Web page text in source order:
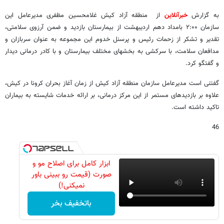
به گزارشخبرآنلاین از منطقه آزاد کیش غلامحسین مظفری مدیرعامل این
سازمان ۲:۰۰ بامداد دهم اردیبهشت از بیمارستان بازدید و ضمن آرزوی سلامتی،
تقدیر و تشکر از زحمات رئیس و پرسنل خدوم این مجموعه به عنوان سربازان و
مدافعان سلامت، با سرکشی به بخشهای مختلف بیمارستان و با کادر درمانی دیدار
و گفتگو کرد.
گفتنی است مدیرعامل سازمان منطقه آزاد کیش از زمان آغاز بحران کرونا در کیش،
علاوه بر بازدیدهای مستمر از این مرکز درمانی، بر ارائه خدمات شایسته به بیماران
تاکید داشته است.
46
ابزار کامل برای اصلاح مو و
صورت (قیمت رو ببینی باور
نمیکنی!)
باتخفیف بخر